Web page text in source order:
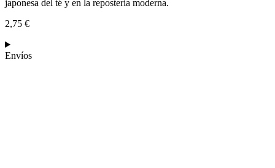
japonesa del té y en la repostería moderna.
2,75 €
Envíos